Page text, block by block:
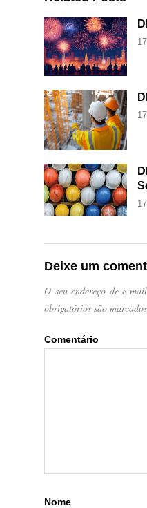
Deixe um
O seu endereço de e-
obrigatórios são